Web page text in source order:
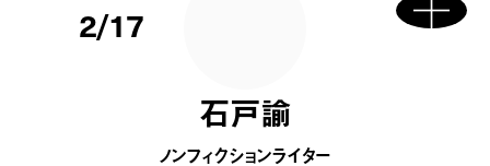
2/17
石戸諭
ノンフィクションライター